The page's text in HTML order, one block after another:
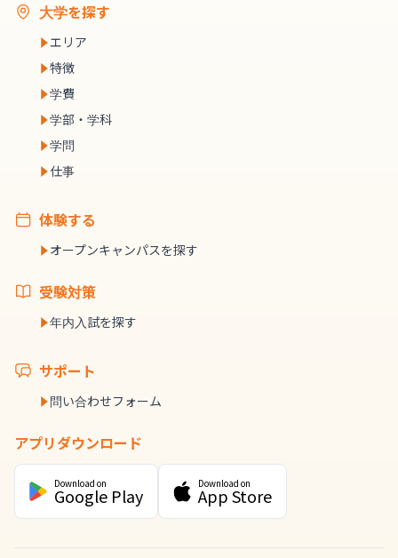
大学を探す
エリア
特徴
学費
学部・学科
学問
仕事
体験する
オープンキャンパスを探す
受験対策
年内入試を探す
サポート
問い合わせフォーム
アプリダウンロード
Download on
Google Play
Download on
App Store